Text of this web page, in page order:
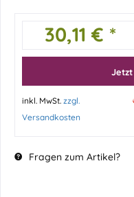
30,11 € *
inkl. MwSt. zzgl.
Versandkosten
Fragen zum Artikel?